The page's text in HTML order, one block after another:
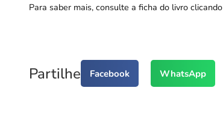
Para saber mais, consulte a ficha do livro clicando
Partilhe Facebook WhatsApp